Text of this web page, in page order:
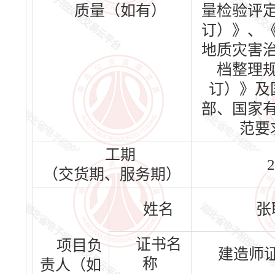
质量（如有）
量检验评
订）》、
地质灾害
档整理
订）》及
部、国家
范要
工期
（交货期、服务期）
项目负
责人（如
姓名 张
证书名
称
建造师